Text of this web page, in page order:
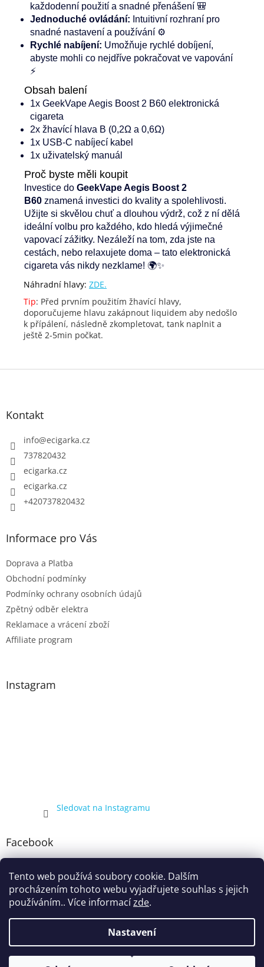
Tento web používá soubory cookie. Dalším
procházením tohoto webu vyjadřujete souhlas s jejich
používáním.. Více informacízde.
Nastavení
každodenní použití a snadné přenášení 🎒
Jednoduché ovládání: Intuitivní rozhraní pro
snadné nastavení a používání ⚙️
Rychlé nabíjení: Umožňuje rychlé dobíjení,
abyste mohli co nejdříve pokračovat ve vapování
⚡
Obsah balení
1x GeekVape Aegis Boost 2 B60 elektronická
cigareta
2x žhavící hlava B (0,2Ω a 0,6Ω)
1x USB-C nabíjecí kabel
1x uživatelský manuál
Proč byste měli koupit
Investice do GeekVape Aegis Boost 2
B60 znamená investici do kvality a spolehlivosti.
Užijte si skvělou chuť a dlouhou výdrž, což z ní dělá
ideální volbu pro každého, kdo hledá výjimečné
vapovací zážitky. Nezáleží na tom, zda jste na
cestách, nebo relaxujete doma – tato elektronická
cigareta vás nikdy nezklame! 🌍✨
Náhradní hlavy: ZDE.
Tip: Před prvním použitím žhavící hlavy,
doporučujeme hlavu zakápnout liquidem aby nedošlo
k přípálení, následně zkompletovat, tank naplnit a
ještě 2-5min počkat.
Kontakt
info@ecigarka.cz
737820432
ecigarka.cz
ecigarka.cz
+420737820432
Informace pro Vás
Doprava a Platba
Obchodní podmínky
Podmínky ochrany osobních údajů
Zpětný odběr elektra
Reklamace a vrácení zboží
Affiliate program
Instagram
Sledovat na Instagramu
Facebook
Vytvořil Shoptet